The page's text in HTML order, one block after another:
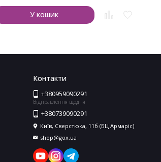
У кошик
Контакти
+380959090291
Відправлення щодня
+380739090291
Київ, Сверстюка, 11б (БЦ Армаріс)
shop@gox.ua